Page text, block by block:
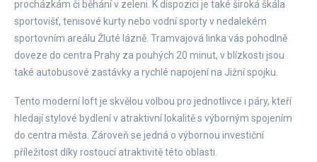
procházkám či běhání v zeleni. K dispozici je také široká škála
sportovišť, tenisové kurty nebo vodní sporty v nedalekém
sportovním areálu Žluté lázně. Tramvajová linka vás pohodlně
doveze do centra Prahy za pouhých 20 minut, v blízkosti jsou
také autobusové zastávky a rychlé napojení na Jižní spojku.
Tento moderní loft je skvělou volbou pro jednotlivce i páry, kteří
hledají stylové bydlení v atraktivní lokalitě s výborným spojením
do centra města. Zároveň se jedná o výbornou investiční
příležitost díky rostoucí atraktivitě této oblasti.